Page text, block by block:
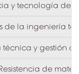
y tecnología de
de la ingeniería
técnica y gestión
de